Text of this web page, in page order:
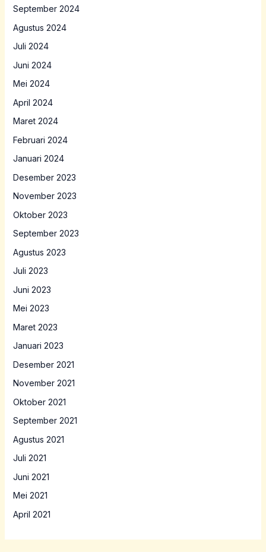
September 2024
Agustus 2024
Juli 2024
Juni 2024
Mei 2024
April 2024
Maret 2024
Februari 2024
Januari 2024
Desember 2023
November 2023
Oktober 2023
September 2023
Agustus 2023
Juli 2023
Juni 2023
Mei 2023
Maret 2023
Januari 2023
Desember 2021
November 2021
Oktober 2021
September 2021
Agustus 2021
Juli 2021
Juni 2021
Mei 2021
April 2021